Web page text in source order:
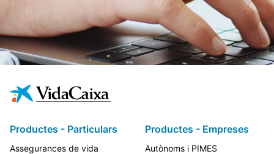
Productes - Particulars
Assegurances de vida
Productes - Empreses
Autònoms i PIMES